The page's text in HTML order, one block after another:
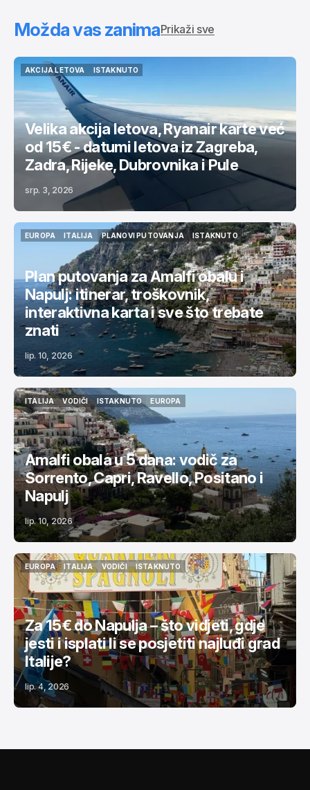
Možda vas zanimaPrikaži sve
AKCIJA LETOVA
AKCIJA LETOVA
ISTAKNUTO
Velika akcija letova, Ryanair karte već
od 15€ - datumi letova iz Zagreba,
Zadra, Rijeke, Dubrovnika i Pule
srp. 3, 2026
EUROPA
ITALIJA
ITALIJA
PLANOVI PUTOVANJA
PLANOVI PUTOVANJA
ISTAKNUTO
ISTAKNUTO
Plan putovanja za Amalfi obalu i
Napulj: itinerar, troškovnik,
interaktivna karta i sve što trebate
znati
lip. 10, 2026
ITALIJA
ITALIJA
VODIČI
VODIČI
ISTAKNUTO
ISTAKNUTO
EUROPA
EUROPA
Amalfi obala u 5 dana: vodič za
Sorrento, Capri, Ravello, Positano i
Napulj
lip. 10, 2026
EUROPA
EUROPA
ITALIJA
ITALIJA
VODIČI
VODIČI
ISTAKNUTO
ISTAKNUTO
Za 15€ do Napulja – što vidjeti, gdje
jesti i isplati li se posjetiti najluđi grad
Italije?
lip. 4, 2026